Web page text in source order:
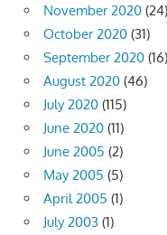
November 2020 (24)
October 2020 (31)
September 2020 (16)
August 2020 (46)
July 2020 (115)
June 2020 (11)
June 2005 (2)
May 2005 (5)
April 2005 (1)
July 2003 (1)